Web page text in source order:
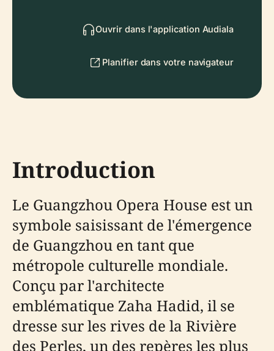
Ouvrir dans l'application Audiala
Planifier dans votre navigateur
Introduction
Le Guangzhou Opera House est un
symbole saisissant de l'émergence
de Guangzhou en tant que
métropole culturelle mondiale.
Conçu par l'architecte
emblématique Zaha Hadid, il se
dresse sur les rives de la Rivière
des Perles, un des repères les plus